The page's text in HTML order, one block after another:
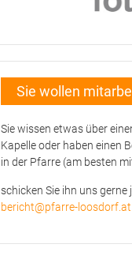
Sie wollen
Sie wissen etwas über
Kapelle oder haben einen
in der Pfarre (am besten
schicken Sie ihn uns gerne
bericht@pfarre-loosdorf.at